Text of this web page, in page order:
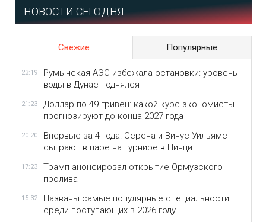
НОВОСТИ СЕГОДНЯ
Свежие Популярные
23:19
Румынская АЭС избежала остановки: уровень
воды в Дунае поднялся
21:23
Доллар по 49 гривен: какой курс экономисты
прогнозируют до конца 2027 года
20:20
Впервые за 4 года: Серена и Винус Уильямс
сыграют в паре на турнире в Цинци...
17:23
Трамп анонсировал открытие Ормузского
пролива
15:32
Названы самые популярные специальности
среди поступающих в 2026 году